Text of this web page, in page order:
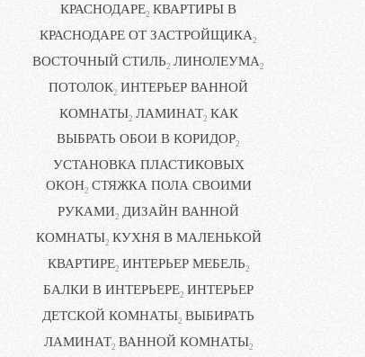
КРАСНОДАРЕ2 КВАРТИРЫ В
КРАСНОДАРЕ ОТ ЗАСТРОЙЩИКА2
ВОСТОЧНЫЙ СТИЛЬ2 ЛИНОЛЕУМА2
ПОТОЛОК2 ИНТЕРЬЕР ВАННОЙ
КОМНАТЫ2 ЛАМИНАТ2 КАК
ВЫБРАТЬ ОБОИ В КОРИДОР2
УСТАНОВКА ПЛАСТИКОВЫХ
ОКОН2 СТЯЖКА ПОЛА СВОИМИ
РУКАМИ2 ДИЗАЙН ВАННОЙ
КОМНАТЫ2 КУХНЯ В МАЛЕНЬКОЙ
КВАРТИРЕ2 ИНТЕРЬЕР МЕБЕЛЬ2
БАЛКИ В ИНТЕРЬЕРЕ2 ИНТЕРЬЕР
ДЕТСКОЙ КОМНАТЫ2 ВЫБИРАТЬ
ЛАМИНАТ2 ВАННОЙ КОМНАТЫ2